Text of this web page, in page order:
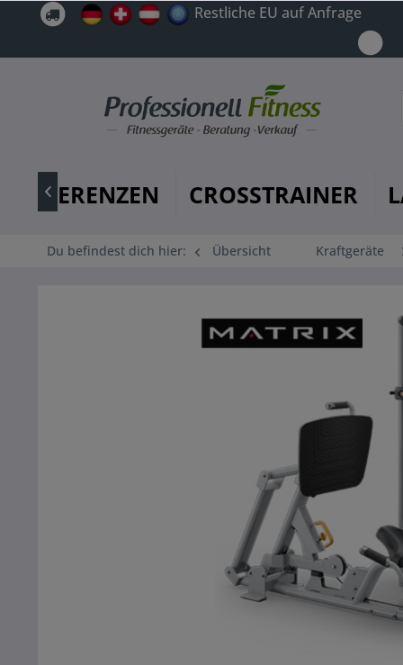
Restliche EU auf Anfrage
REFERENZEN CROSSTRAINER

Du befindest dich hier: Übersicht Kraftgeräte